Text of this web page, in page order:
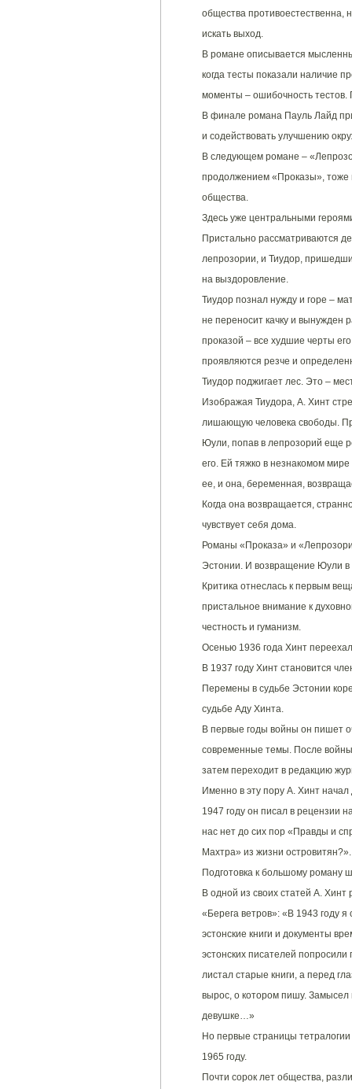
общества противоестественна,
искать выход.
В романе описывается
когда тесты показали наличие
моменты – ошибочность тестов.
В финале романа Пауль Лайд
и содействовать улучшению
В следующем романе –
продолжением «Проказы», тоже
общества.
Здесь уже центральными
Пристально рассматриваются
лепрозории, и Тиудор,
на выздоровление.
Тиудор познал нужду и горе –
не переносит качку и вынужден
проказой – все худшие черты
проявляются резче и
Тиудор поджигает лес. Это –
Изображая Тиудора, А. Хинт
лишающую человека свободы.
Юули, попав в лепрозорий еще
его. Ей тяжко в незнакомом
ее, и она, беременная,
Когда она возвращается,
чувствует себя дома.
Романы «Проказа» и
Эстонии. И возвращение Юули в
Критика отнеслась к первым
пристальное внимание к
честность и гуманизм.
Осенью 1936 года Хинт
В 1937 году Хинт становится
Перемены в судьбе Эстонии
судьбе Аду Хинта.
В первые годы войны он пишет
современные темы. После
затем переходит в редакцию
Именно в эту пору А. Хинт
1947 году он писал в рецензии
нас нет до сих пор «Правды и
Махтра» из жизни островитян?».
Подготовка к большому роману
В одной из своих статей А. Хинт
«Берега ветров»: «В 1943 году
эстонские книги и документы
эстонских писателей
листал старые книги, а перед
вырос, о котором пишу. Замысел
девушке…»
Но первые страницы
1965 году.
Почти сорок лет общества,